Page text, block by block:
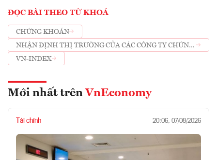
ĐỌC BÀI THEO TỪ KHOÁ
CHỨNG KHOÁN
NHẬN ĐỊNH THỊ TRƯỜNG CỦA CÁC CÔNG TY CHỨNG
KHOÁN
VN-INDEX
Mới nhất trên VnEconomy
Tài chính 20:06, 07/08/2026